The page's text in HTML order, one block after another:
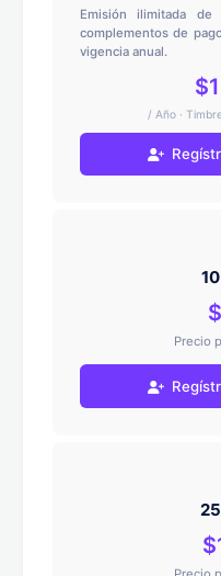
Emisión ilimitada
complementos de
vigencia anual.
/ Año ·
Precio